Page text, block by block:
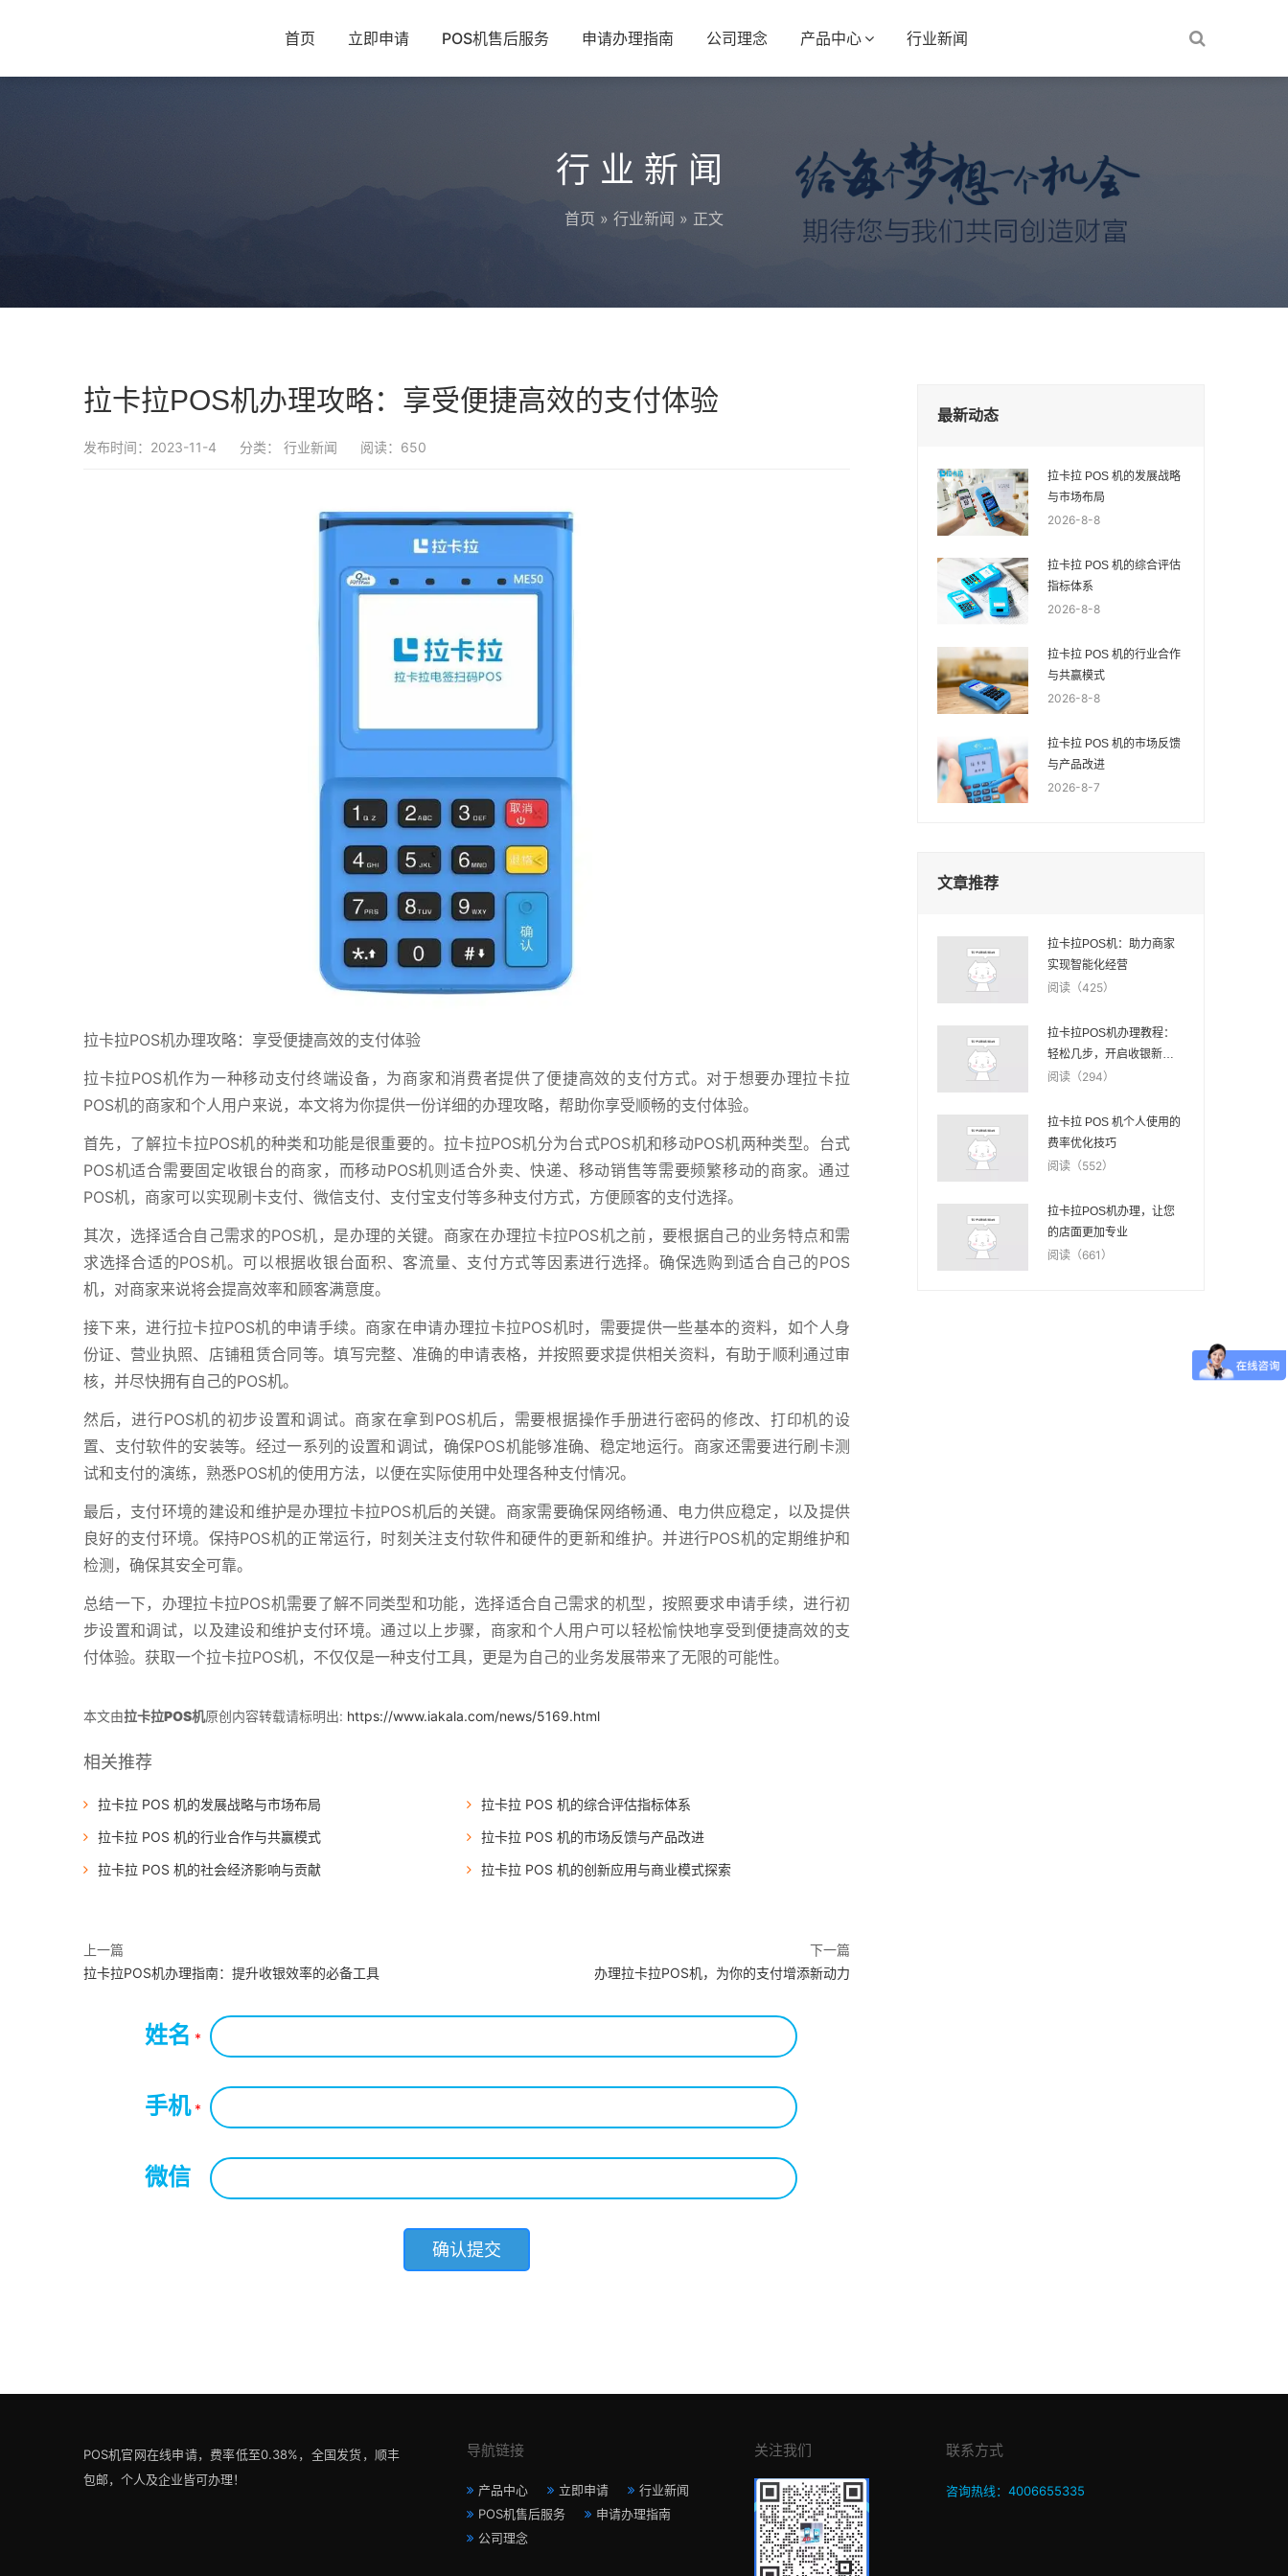
首页 立即申请 POS机售后服务 申请办理指南 公司理念 产品中心 行业新闻
行业新闻
首页 » 行业新闻 » 正文
拉卡拉POS机办理攻略：享受便捷高效的支付体验
发布时间：2023-11-4 分类： 行业新闻 阅读：650
拉卡拉POS机办理攻略：享受便捷高效的支付体验
拉卡拉POS机作为一种移动支付终端设备，为商家和消费者提供了便捷高效的支付方式。对于想要办理拉卡拉
POS机的商家和个人用户来说，本文将为你提供一份详细的办理攻略，帮助你享受顺畅的支付体验。
首先，了解拉卡拉POS机的种类和功能是很重要的。拉卡拉POS机分为台式POS机和移动POS机两种类型。台式
POS机适合需要固定收银台的商家，而移动POS机则适合外卖、快递、移动销售等需要频繁移动的商家。通过
POS机，商家可以实现刷卡支付、微信支付、支付宝支付等多种支付方式，方便顾客的支付选择。
其次，选择适合自己需求的POS机，是办理的关键。商家在办理拉卡拉POS机之前，要根据自己的业务特点和需
求选择合适的POS机。可以根据收银台面积、客流量、支付方式等因素进行选择。确保选购到适合自己的POS
机，对商家来说将会提高效率和顾客满意度。
接下来，进行拉卡拉POS机的申请手续。商家在申请办理拉卡拉POS机时，需要提供一些基本的资料，如个人身
份证、营业执照、店铺租赁合同等。填写完整、准确的申请表格，并按照要求提供相关资料，有助于顺利通过审
核，并尽快拥有自己的POS机。
然后，进行POS机的初步设置和调试。商家在拿到POS机后，需要根据操作手册进行密码的修改、打印机的设
置、支付软件的安装等。经过一系列的设置和调试，确保POS机能够准确、稳定地运行。商家还需要进行刷卡测
试和支付的演练，熟悉POS机的使用方法，以便在实际使用中处理各种支付情况。
最后，支付环境的建设和维护是办理拉卡拉POS机后的关键。商家需要确保网络畅通、电力供应稳定，以及提供
良好的支付环境。保持POS机的正常运行，时刻关注支付软件和硬件的更新和维护。并进行POS机的定期维护和
检测，确保其安全可靠。
总结一下，办理拉卡拉POS机需要了解不同类型和功能，选择适合自己需求的机型，按照要求申请手续，进行初
步设置和调试，以及建设和维护支付环境。通过以上步骤，商家和个人用户可以轻松愉快地享受到便捷高效的支
付体验。获取一个拉卡拉POS机，不仅仅是一种支付工具，更是为自己的业务发展带来了无限的可能性。
本文由拉卡拉POS机原创内容转载请标明出: https://www.iakala.com/news/5169.html
相关推荐
拉卡拉 POS 机的发展战略与市场布局
拉卡拉 POS 机的综合评估指标体系
拉卡拉 POS 机的行业合作与共赢模式
拉卡拉 POS 机的市场反馈与产品改进
拉卡拉 POS 机的社会经济影响与贡献
拉卡拉 POS 机的创新应用与商业模式探索
上一篇
拉卡拉POS机办理指南：提升收银效率的必备工具
下一篇
办理拉卡拉POS机，为你的支付增添新动力
姓名 *
手机*
微信
最新动态
拉卡拉 POS 机的发展战略
与市场布局
2026-8-8
拉卡拉 POS 机的综合评估
指标体系
2026-8-8
拉卡拉 POS 机的行业合作
与共赢模式
2026-8-8
拉卡拉 POS 机的市场反馈
与产品改进
2026-8-7
文章推荐
拉卡拉POS机：助力商家
实现智能化经营
阅读（425）
拉卡拉POS机办理教程：
轻松几步，开启收银新时
代大门
阅读（294）
拉卡拉 POS 机个人使用的
费率优化技巧
阅读（552）
拉卡拉POS机办理，让您
的店面更加专业
阅读（661）
POS机官网在线申请，费率低至0.38%，全国发货，顺丰
包邮，个人及企业皆可办理！
导航链接
产品中心 立即申请
行业新闻
POS机售后服务
申请办理指南
公司理念
关注我们 联系方式
咨询热线：4006655335